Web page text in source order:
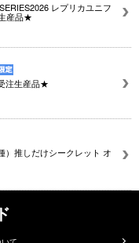
レプリカユニフ
産品★
注生産品★
）推しだけシークレット オ